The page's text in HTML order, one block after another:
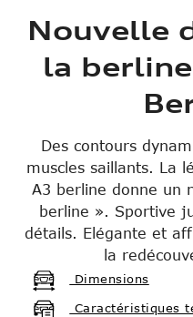
SAV
Rendez-vous atelier
Demander un essai
Modèles
Nouvelle
la
Des contours
muscles saillants. La
A3 berline donne un
berline ». Sportive
détails. Elégante et
la
Dimensions
Caractéristiques